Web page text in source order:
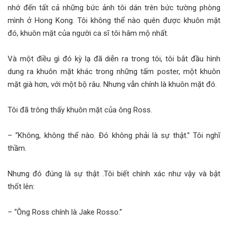
nhớ đến tất cả những bức ảnh tôi dán trên bức tường phòng
mình ở Hong Kong. Tôi không thể nào quên được khuôn mặt
đó, khuôn mặt của người ca sĩ tôi hâm mộ nhất.
Và một điều gì đó kỳ lạ đã diễn ra trong tôi, tôi bắt đầu hình
dung ra khuôn mặt khác trong những tấm poster, một khuôn
mặt già hơn, với một bộ râu. Nhưng vẫn chính là khuôn mặt đó.
Tôi đã trông thấy khuôn mặt của ông Ross.
– “Không, không thể nào. Đó không phải là sự thật.” Tôi nghĩ
thầm.
Nhưng đó đúng là sự thật .Tôi biết chính xác như vậy và bật
thốt lên:
– “Ông Ross chính là Jake Rosso.”